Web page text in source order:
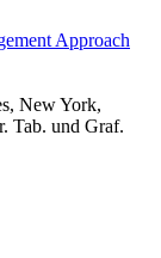
Approach
New York,
Tab. und Graf.